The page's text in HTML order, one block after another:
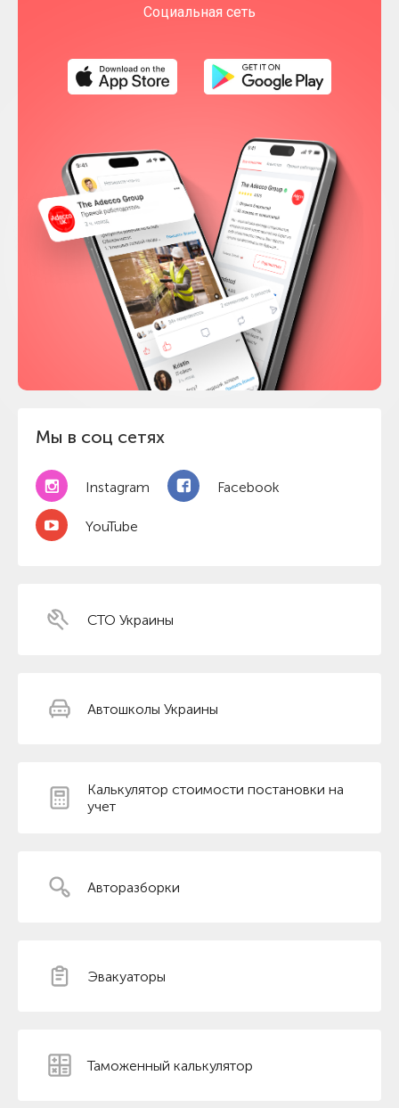
Мы в соц сетях
Instagram Facebook
YouTube
Социальная сеть
СТО Украины
Автошколы Украины
Калькулятор стоимости постановки на
учет
Авторазборки
Эвакуаторы
Таможенный калькулятор